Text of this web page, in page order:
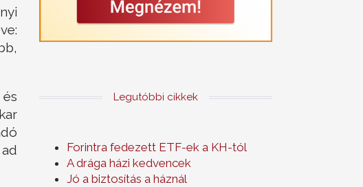
Legutóbbi cikkek
Forintra fedezett ETF-ek a KH-tól
A drága házi kedvencek
Jó a biztosítás a háznál